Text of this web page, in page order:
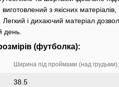
виготовлений з якісних
Легкий і дихаючий матеріал
день.
(футболка):
Ширина під проймами (над
38.5